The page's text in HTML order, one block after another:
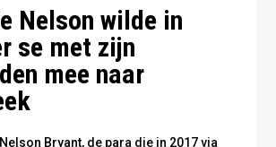
Nelson wilde in
se met zijn
mee naar
Nelson Bryant, de para die in 2017 via